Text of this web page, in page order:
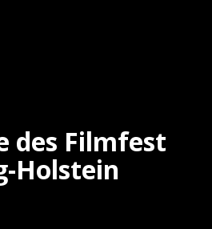
des Filmfest
Holstein